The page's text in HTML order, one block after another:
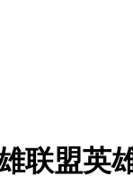
联盟英